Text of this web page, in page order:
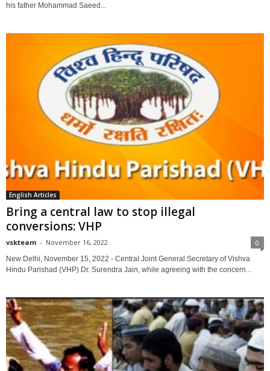
his father Mohammad Saeed...
English Articles
Bring a central law to stop illegal
conversions: VHP
vskteam - November 16, 2022 0
New Delhi, November 15, 2022 - Central Joint General Secretary of Vishva
Hindu Parishad (VHP) Dr. Surendra Jain, while agreeing with the concern...